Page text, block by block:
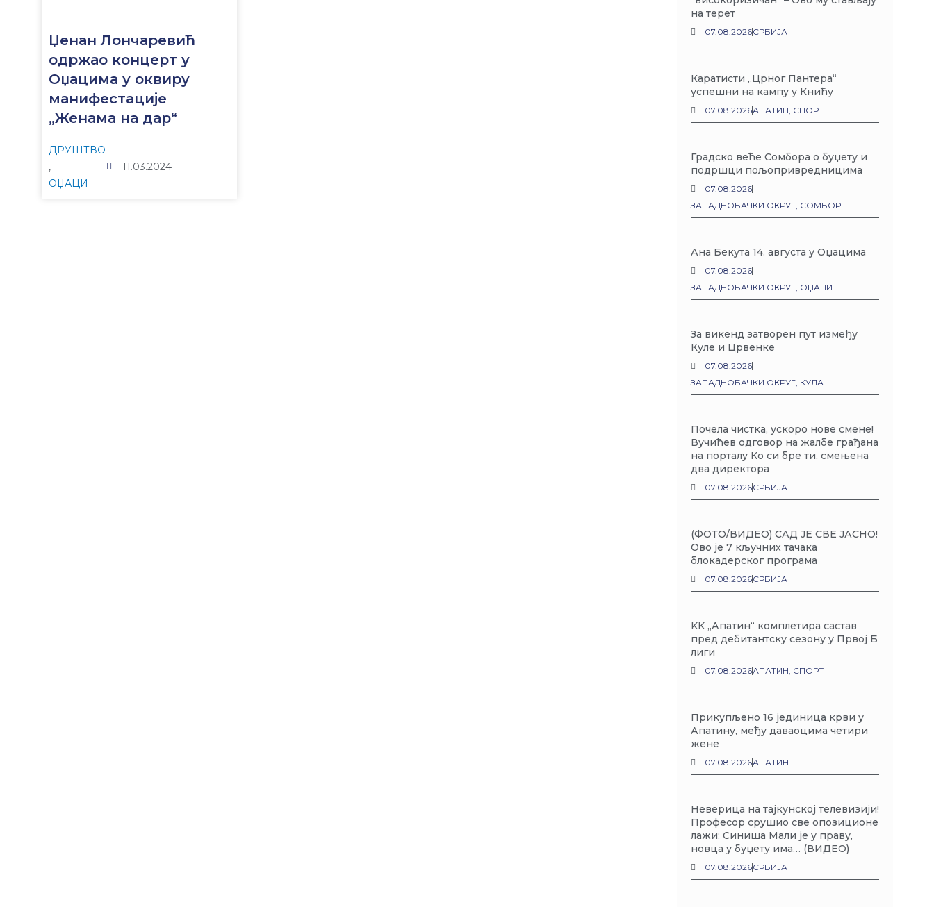
Џенан Лончаревић
одржао концерт у
Оџацима у оквиру
манифестације
„Женама на дар“
ДРУШТВО
,
ОЏАЦИ
11.03.2024
на терет
07.08.2026СРБИЈА
Каратисти „Црног Пантера“
успешни на кампу у Книћу
07.08.2026АПАТИН, СПОРТ
Градско веће Сомбора о буџету и
подршци пољопривредницима
07.08.2026
ЗАПАДНОБАЧКИ ОКРУГ, СОМБОР
Ана Бекута 14. августа у Оџацима
07.08.2026
ЗАПАДНОБАЧКИ ОКРУГ, ОЏАЦИ
За викенд затворен пут између
Куле и Црвенке
07.08.2026
ЗАПАДНОБАЧКИ ОКРУГ, КУЛА
Почела чистка, ускоро нове смене!
Вучићев одговор на жалбе грађана
на порталу Ко си бре ти, смењена
два директора
07.08.2026СРБИЈА
(ФОТО/ВИДЕО) САД ЈЕ СВЕ ЈАСНО!
Ово је 7 кључних тачака
блокадерског програма
07.08.2026СРБИЈА
KK „Апатин“ комплетира састав
пред дебитантску сезону у Првој Б
лиги
07.08.2026АПАТИН, СПОРТ
Прикупљено 16 јединица крви у
Апатину, међу даваоцима четири
жене
07.08.2026АПАТИН
Неверица на тајкунској телевизији!
Професор срушио све опозиционе
лажи: Синиша Мали је у праву,
новца у буџету има… (ВИДЕО)
07.08.2026СРБИЈА